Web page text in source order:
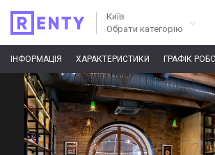
Київ
Обрати категорію
ІНФОРМАЦІЯ ХАРАКТЕРИСТИКИ ГРАФІК